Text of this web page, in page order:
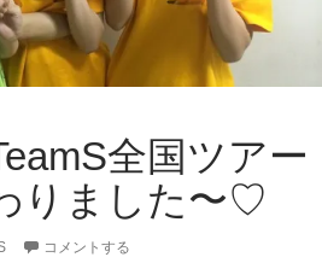
全国ツアー
りました〜♡
コメントする